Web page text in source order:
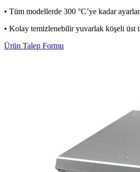
• Tüm modellerde 300 °C’ye kadar
• Kolay temizlenebilir yuvarlak köşeli üst
Ürün Talep Formu